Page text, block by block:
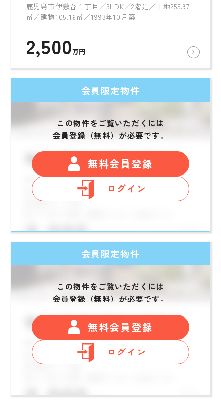
鹿児島市伊敷台１丁目／3LDK／2階建／土地255.97
㎡／建物105.16㎡／1993年10月築
2,500万円
会員限定物件
この物件をご覧いただくには
会員登録（無料）が必要です。
無料会員登録
ログイン
会員限定物件
この物件をご覧いただくには
会員登録（無料）が必要です。
無料会員登録
ログイン